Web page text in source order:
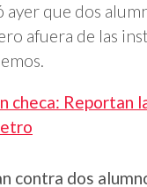
que dos
afuera de las
checa: Reportan
contra dos